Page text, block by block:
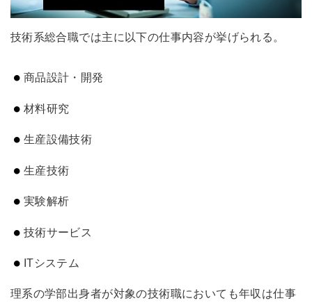
技術系総合職では主に以下の仕事内容が挙げられる。
商品設計・開発
材料研究
生産設備技術
生産技術
実験解析
技術サービス
ITシステム
理系の学部出身者が対象の技術職においても年収は仕事